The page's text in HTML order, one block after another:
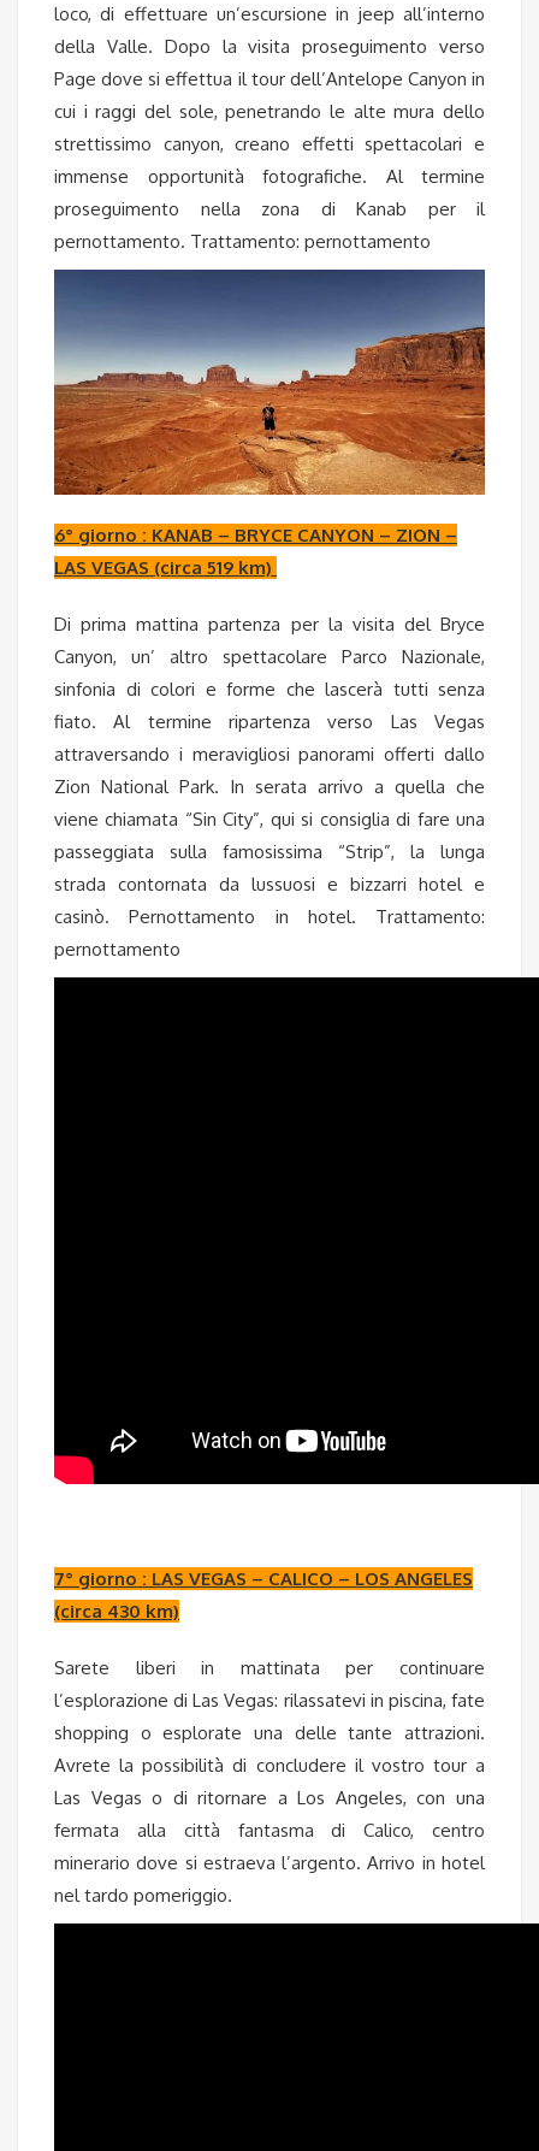
loco, di effettuare un’escursione in jeep all’interno
della Valle. Dopo la visita proseguimento verso
Page dove si effettua il tour dell’Antelope Canyon in
cui i raggi del sole, penetrando le alte mura dello
strettissimo canyon, creano effetti spettacolari e
immense opportunità fotografiche. Al termine
proseguimento nella zona di Kanab per il
pernottamento. Trattamento: pernottamento
6° giorno : KANAB – BRYCE CANYON – ZION –
LAS VEGAS (circa 519 km)
Di prima mattina partenza per la visita del Bryce
Canyon, un’ altro spettacolare Parco Nazionale,
sinfonia di colori e forme che lascerà tutti senza
fiato. Al termine ripartenza verso Las Vegas
attraversando i meravigliosi panorami offerti dallo
Zion National Park. In serata arrivo a quella che
viene chiamata “Sin City”, qui si consiglia di fare una
passeggiata sulla famosissima “Strip”, la lunga
strada contornata da lussuosi e bizzarri hotel e
casinò. Pernottamento in hotel. Trattamento:
pernottamento
7° giorno : LAS VEGAS – CALICO – LOS ANGELES
(circa 430 km)
Sarete liberi in mattinata per continuare
l’esplorazione di Las Vegas: rilassatevi in piscina, fate
shopping o esplorate una delle tante attrazioni.
Avrete la possibilità di concludere il vostro tour a
Las Vegas o di ritornare a Los Angeles, con una
fermata alla città fantasma di Calico, centro
minerario dove si estraeva l’argento. Arrivo in hotel
nel tardo pomeriggio.